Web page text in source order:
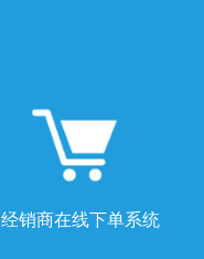
经销商在线下单系统